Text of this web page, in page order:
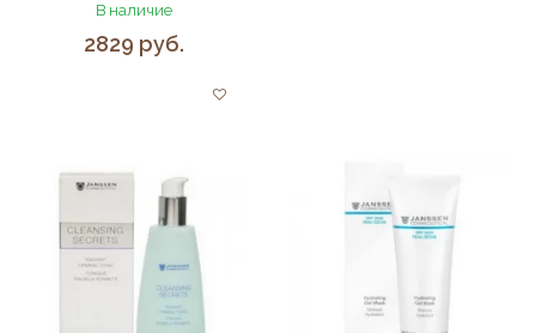
В наличие
2829 руб.